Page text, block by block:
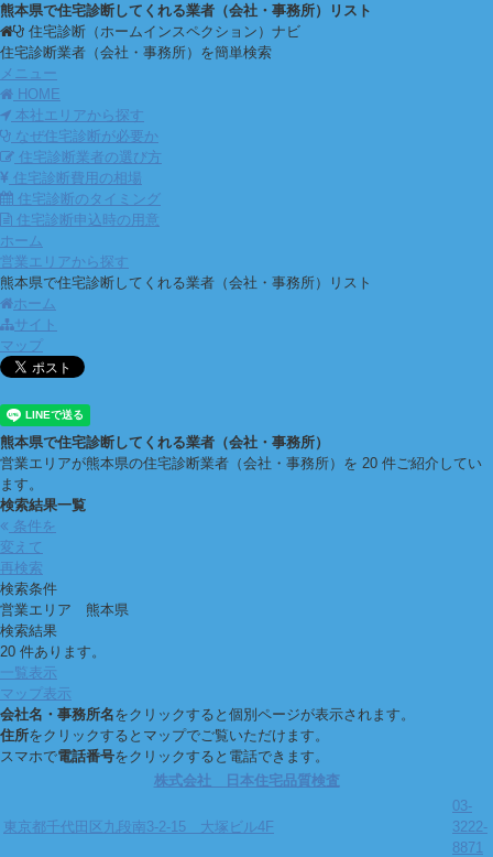
熊本県で住宅診断してくれる業者（会社・事務所）リスト
住宅診断（ホームインスペクション）ナビ
住宅診断業者（会社・事務所）を簡単検索
メニュー
HOME
本社エリアから探す
なぜ住宅診断が必要か
住宅診断業者の選び方
住宅診断費用の相場
住宅診断のタイミング
住宅診断申込時の用意
ホーム
営業エリアから探す
熊本県で住宅診断してくれる業者（会社・事務所）リスト
ホーム
サイト
マップ
熊本県で住宅診断してくれる業者（会社・事務所）
営業エリアが熊本県の住宅診断業者（会社・事務所）を 20 件ご紹介してい
ます。
検索結果一覧
条件を
変えて
再検索
検索条件
営業エリア 熊本県
検索結果
20 件あります。
一覧表示
マップ表示
会社名・事務所名をクリックすると個別ページが表示されます。
住所をクリックするとマップでご覧いただけます。
スマホで電話番号をクリックすると電話できます。
株式会社 日本住宅品質検査
東京都千代田区九段南3-2-15 大塚ビル4F
03-
3222-
8871